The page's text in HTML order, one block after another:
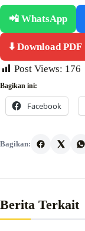
📲 WhatsApp
⬇️ Download PDF
Post Views: 176
Bagikan ini:
Facebook
Bagikan:
Berita Terkait